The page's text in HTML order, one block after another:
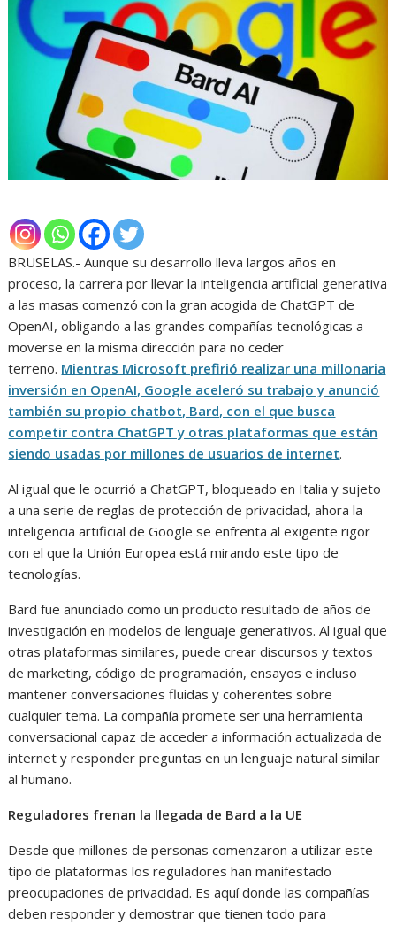
BRUSELAS.- Aunque su desarrollo lleva largos años en
proceso, la carrera por llevar la inteligencia artificial generativa
a las masas comenzó con la gran acogida de ChatGPT de
OpenAI, obligando a las grandes compañías tecnológicas a
moverse en la misma dirección para no ceder
terreno. Mientras Microsoft prefirió realizar una millonaria
inversión en OpenAI, Google aceleró su trabajo y anunció
también su propio chatbot, Bard, con el que busca
competir contra ChatGPT y otras plataformas que están
siendo usadas por millones de usuarios de internet.
Al igual que le ocurrió a ChatGPT, bloqueado en Italia y sujeto
a una serie de reglas de protección de privacidad, ahora la
inteligencia artificial de Google se enfrenta al exigente rigor
con el que la Unión Europea está mirando este tipo de
tecnologías.
Bard fue anunciado como un producto resultado de años de
investigación en modelos de lenguaje generativos. Al igual que
otras plataformas similares, puede crear discursos y textos
de marketing, código de programación, ensayos e incluso
mantener conversaciones fluidas y coherentes sobre
cualquier tema. La compañía promete ser una herramienta
conversacional capaz de acceder a información actualizada de
internet y responder preguntas en un lenguaje natural similar
al humano.
Reguladores frenan la llegada de Bard a la UE
Desde que millones de personas comenzaron a utilizar este
tipo de plataformas los reguladores han manifestado
preocupaciones de privacidad. Es aquí donde las compañías
deben responder y demostrar que tienen todo para